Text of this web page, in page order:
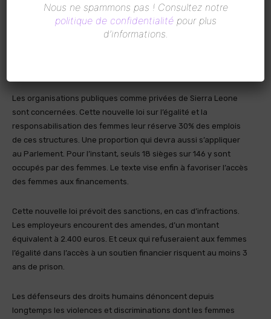
Une nouvelle loi pour plus d’égalité entre hommes et femmes et
pour favoriser l’emploi de ces dernières a été promulgué cette
semaine par le président Julius Maada Bio. Le texte impose à
Les organisations publiques comme privées de Sierra Leone
sont concernées. Cette nouvelle loi sur l’égalité et la
responsabilisation des femmes leur réserve 30% des emplois
de ces structures. Une proportion qui devra aussi s’appliquer
au Parlement. Pour l’instant, seuls 18 sièges sur 146 y sont
occupés par des femmes. Le texte vise enfin à favoriser l’accès
des femmes aux financements.
Cette nouvelle loi prévoit des sanctions, en cas d’infractions.
Les employeurs encourent des amendes, d’un montant
équivalent à 2.400 euros. Et ceux qui refuseraient aux femmes
l’égalité dans l’accès à un soutien financier risquent au moins 3
ans de prison.
Les défenseurs des droits humains dénoncent depuis
longtemps les violences et discriminations dont les femmes
Nous ne spammons pas ! Consultez notre
politique de confidentialitépour plus
d’informations.